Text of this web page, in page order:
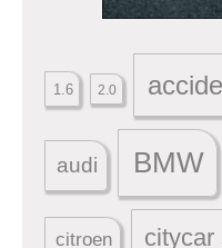
1.6 2.0
audi BMW
citroen citycar